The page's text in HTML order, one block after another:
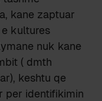
kane zaptuar
kultures
nuk kane
( dmth
keshtu qe
per identifikimin